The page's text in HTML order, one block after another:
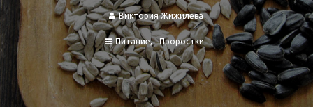
Виктория Жижилева
Питание Проростки